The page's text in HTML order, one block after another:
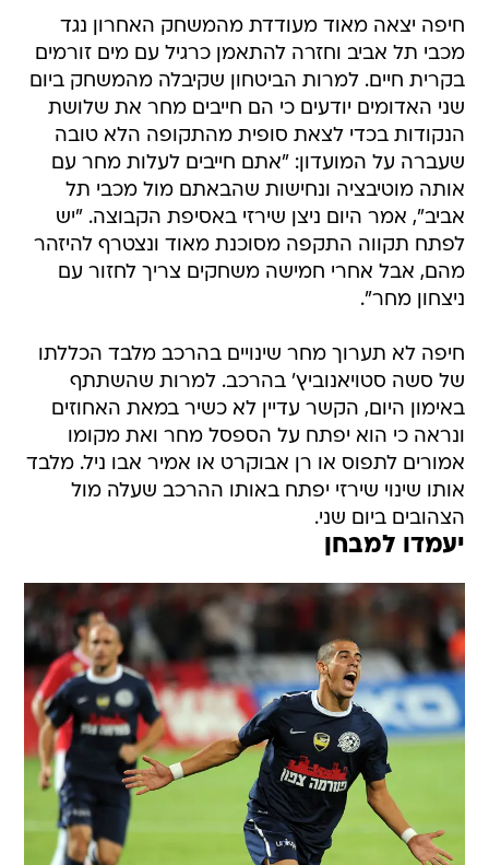
חיפה יצאה מאוד מעודדת מהמשחק האחרון נגד
מכבי תל אביב וחזרה להתאמן כרגיל עם מים זורמים
בקרית חיים. למרות הביטחון שקיבלה מהמשחק ביום
שני האדומים יודעים כי הם חייבים מחר את שלושת
הנקודות בכדי לצאת סופית מהתקופה הלא טובה
שעברה על המועדון: "אתם חייבים לעלות מחר עם
אותה מוטיבציה ונחישות שהבאתם מול מכבי תל
אביב", אמר היום ניצן שירזי באסיפת הקבוצה. "יש
לפתח תקווה התקפה מסוכנת מאוד ונצטרף להיזהר
מהם, אבל אחרי חמישה משחקים צריך לחזור עם
ניצחון מחר".
חיפה לא תערוך מחר שינויים בהרכב מלבד הכללתו
של סשה סטויאנוביץ' בהרכב. למרות שהשתתף
באימון היום, הקשר עדיין לא כשיר במאת האחוזים
ונראה כי הוא יפתח על הספסל מחר ואת מקומו
אמורים לתפוס או רן אבוקרט או אמיר אבו ניל. מלבד
אותו שינוי שירזי יפתח באותו ההרכב שעלה מול
הצהובים ביום שני.
יעמדו למבחן